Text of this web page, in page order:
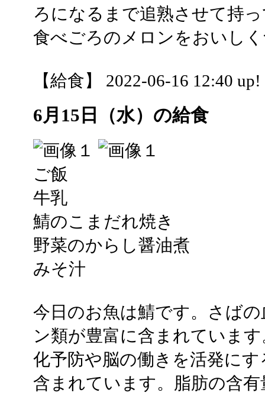
ろになるまで追熟させて持
食べごろのメロンをおいし
【給食】 2022-06-16 12:40 up!
6月15日（水）の給食
ご飯
牛乳
鯖のこまだれ焼き
野菜のからし醤油煮
みそ汁
今日のお魚は鯖です。さば
ン類が豊富に含まれていま
化予防や脳の働きを活発に
含まれています。脂肪の含